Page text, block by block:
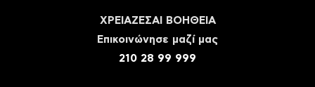
ΧΡΕΙΑΖΕΣΑΙ ΒΟΗΘΕΙΑ
Eπικοινώνησε μαζί μας
210 28 99 999